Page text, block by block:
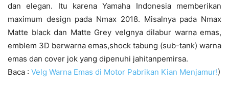
dan elegan. Itu karena Yamaha Indonesia memberikan
maximum design pada Nmax 2018. Misalnya pada Nmax
Matte black dan Matte Grey velgnya dilabur warna emas,
emblem 3D berwarna emas,shock tabung (sub-tank) warna
emas dan cover jok yang dipenuhi jahitanpemirsa.
Baca : Velg Warna Emas di Motor Pabrikan Kian Menjamur!)